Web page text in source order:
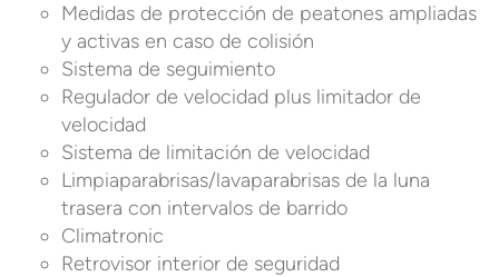
Medidas de protección de peatones ampliadas
y activas en caso de colisión
Sistema de seguimiento
Regulador de velocidad plus limitador de
velocidad
Sistema de limitación de velocidad
Limpiaparabrisas/lavaparabrisas de la luna
trasera con intervalos de barrido
Climatronic
Retrovisor interior de seguridad